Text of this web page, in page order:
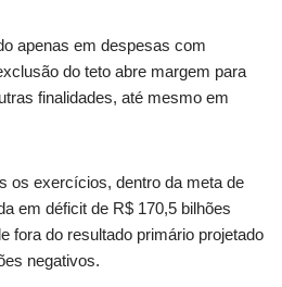
apenas em despesas com
do teto abre margem para
finalidades, até mesmo em
os exercícios, dentro da meta de
em déficit de R$ 170,5 bilhões
fora do resultado primário projetado
negativos.